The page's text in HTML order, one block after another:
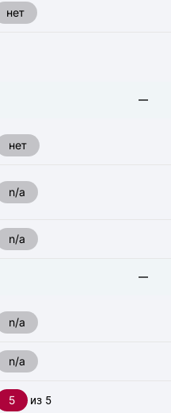
нет
нет
n/a
n/a
n/a
n/a
5 из 5